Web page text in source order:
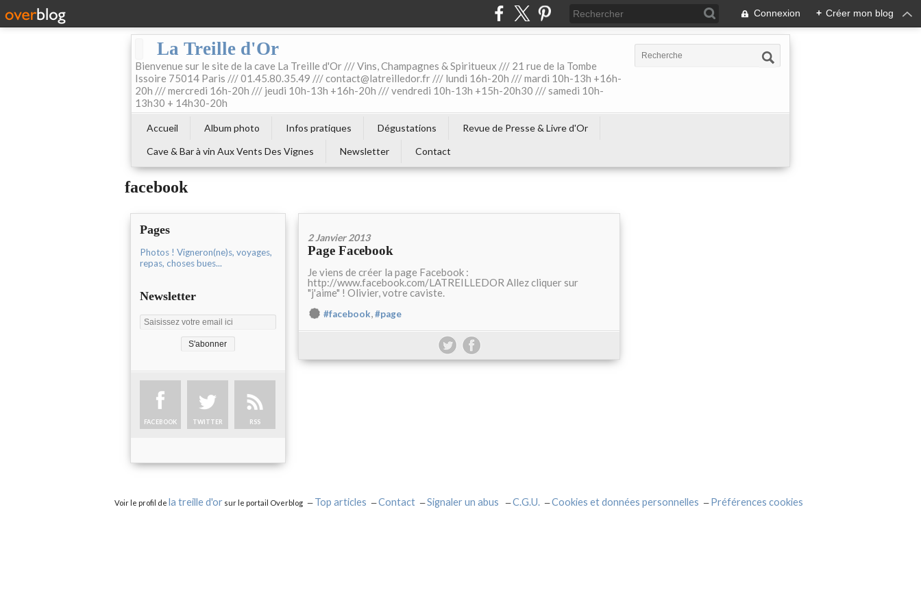
Connexion + Créer mon blog
La Treille d'Or
Bienvenue sur le site de la cave La Treille d'Or /// Vins, Champagnes & Spiritueux /// 21 rue de la Tombe
Issoire 75014 Paris /// 01.45.80.35.49 /// contact@latreilledor.fr /// lundi 16h-20h /// mardi 10h-13h +16h-
20h /// mercredi 16h-20h /// jeudi 10h-13h +16h-20h /// vendredi 10h-13h +15h-20h30 /// samedi 10h-
13h30 + 14h30-20h
Accueil Album photo Infos pratiques Dégustations
Revue de Presse & Livre d'Or
Cave & Bar à vin Aux Vents Des Vignes
Newsletter Contact
facebook
Pages
Photos ! Vigneron(ne)s, voyages,
repas, choses bues...
Newsletter
FACEBOOK TWITTER RSS
2 Janvier 2013
Page Facebook
Je viens de créer la page Facebook :
http://www.facebook.com/LATREILLEDOR Allez cliquer sur
"j'aime" ! Olivier, votre caviste.
#facebook,#page
Voir le profil de la treille d'orsur le portail Overblog Top articles Contact Signaler un abus C.G.U. Cookies et données personnelles Préférences cookies